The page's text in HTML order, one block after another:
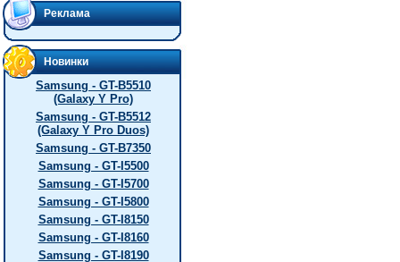
Реклама
Новинки
Samsung - GT-B5510
(Galaxy Y Pro)
Samsung - GT-B5512
(Galaxy Y Pro Duos)
Samsung - GT-B7350
Samsung - GT-I5500
Samsung - GT-I5700
Samsung - GT-I5800
Samsung - GT-I8150
Samsung - GT-I8160
Samsung - GT-I8190